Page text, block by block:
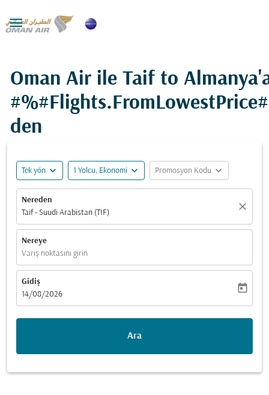

Oman Air ile Taif to
den
Tek yön expand_more 1 Yolcu, Ekonomi expand_more Promosyon Kodu expand_more
Nereden
Taif - Suudi Arabistan (TIF)
close
Nereye
Varış noktasını girin
Gidiş
fc-booking-departure-date-aria-label
14/08/2026
today
Ara